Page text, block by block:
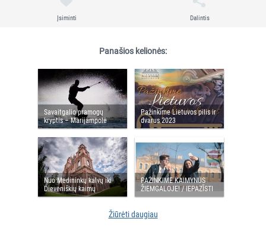
Įsiminti Dalintis
Panašios kelionės:
Savaitgalio pramogų
kryptis – Marijampolė
Pažinkime Lietuvos pilis ir
dvarus 2023
Nuo Medininkų kalvų iki
Dieveniškių kaimų
PAŽINKIME KAIMYNUS
ŽIEMGALOJE! / IEPAZĪSTI
KAIMIŅUS ZEMGALĒ!
Žiūrėti daugiau